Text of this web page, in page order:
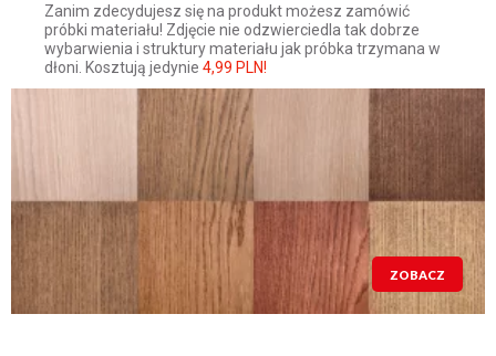
Zanim zdecydujesz się na produkt możesz zamówić
próbki materiału! Zdjęcie nie odzwierciedla tak dobrze
wybarwienia i struktury materiału jak próbka trzymana w
dłoni. Kosztują jedynie 4,99 PLN!
ZOBACZ